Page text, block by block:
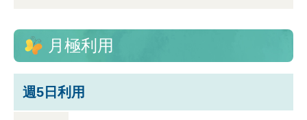
月極利用
週5日利用